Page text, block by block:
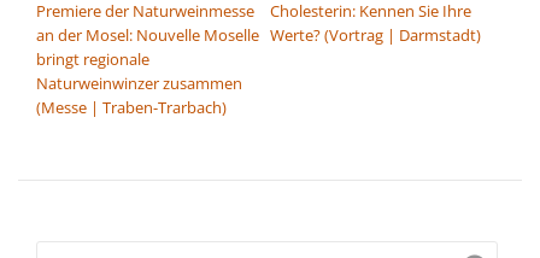
Premiere der Naturweinmesse
an der Mosel: Nouvelle Moselle
bringt regionale
Naturweinwinzer zusammen
(Messe | Traben-Trarbach)
Cholesterin: Kennen Sie Ihre
Werte? (Vortrag | Darmstadt)